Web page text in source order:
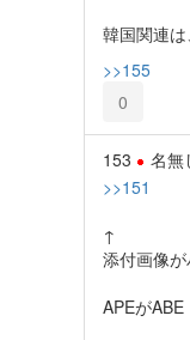
韓国関連は
>>155
0
153 名無
>>151
↑
添付画像
APEが